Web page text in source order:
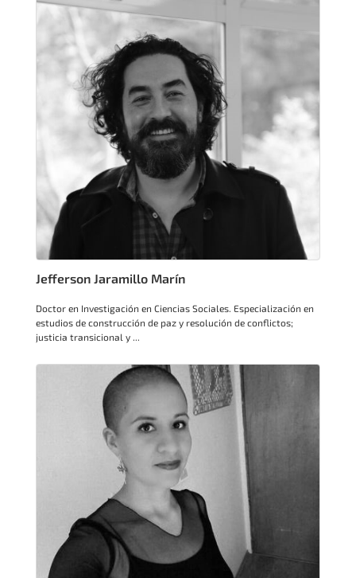
Jefferson Jaramillo Marín
Doctor en Investigación en Ciencias Sociales. Especialización en
estudios de construcción de paz y resolución de conflictos;
justicia transicional y ...